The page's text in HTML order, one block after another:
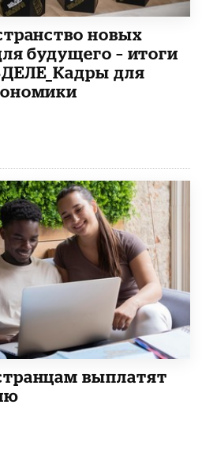
новых
будущего – итоги
для
выплатят